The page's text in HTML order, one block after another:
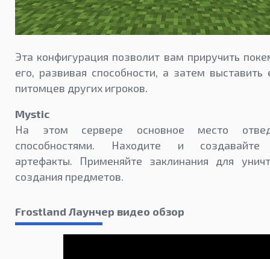
Эта конфигурация позволит вам приручить
его, развивая способности, а затем
питомцев других игроков.
Mystic
На этом сервере основное место
способностями. Находите и создавайте
артефакты. Применяйте заклинания для
создания предметов.
Frostland Лаунчер видео обзор